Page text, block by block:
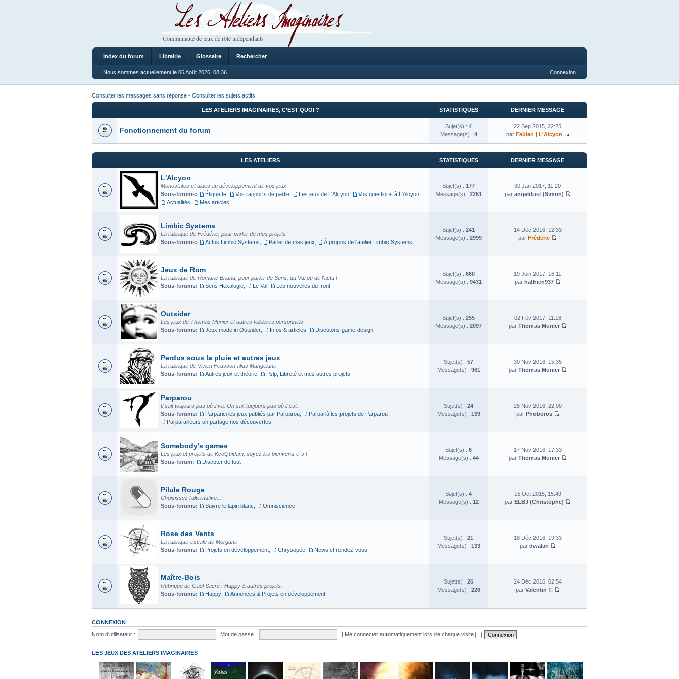
Les Ateliers Imaginaires
Communauté de jeux de rôle indépendants
Index du forum Librairie Glossaire Rechercher
Nous sommes actuellement le 06 Août 2026, 08:36 Connexion
Consulter les messages sans réponse • Consulter les sujets actifs
LES ATELIERS IMAGINAIRES, C’EST QUOI ? STATISTIQUES DERNIER MESSAGE
Fonctionnement du forum Sujet(s) : 4
Message(s) : 4
22 Sep 2015, 22:25
par Fabien | L'Alcyon
LES ATELIERS STATISTIQUES DERNIER MESSAGE
L'Alcyon
Monostatos et aides au développement de vos jeux
Sous-forums:
Étiquette Vos rapports de partie Les jeux de L'Alcyon Vos questions à L'Alcyon
Actualités
Mes articles
Sujet(s) : 177
Message(s) : 2251
30 Jan 2017, 11:20
par angeldust (Simon)
Limbic Systems
La rubrique de Frédéric, pour parler de mes projets
Sous-forums:
Actus Limbic Systems Parler de mes jeux À propos de l'atelier Limbic Systems
Sujet(s) : 241
Message(s) : 2999
14 Déc 2016, 12:33
par Frédéric
Jeux de Rom
La rubrique de Romaric Briand, pour parler de Sens, du Val ou de l'actu !
Sous-forums:
Sens Hexalogie Le Val Les nouvelles du front
Sujet(s) : 660
Message(s) : 9431
19 Juin 2017, 16:11
par hathien937
Outsider
Les jeux de Thomas Munier et autres folklores personnels
Sous-forums:
Jeux made in Outsider Infos & articles Discutons game-design
Sujet(s) : 255
Message(s) : 2097
02 Fév 2017, 11:18
par Thomas Munier
Perdus sous la pluie et autres jeux
La rubrique de Vivien Feasson alias Mangelune
Sous-forums:
Autres jeux et théorie Pslp, Libreté et mes autres projets
Sujet(s) : 57
Message(s) : 961
30 Nov 2016, 15:35
par Thomas Munier
Parparou
Il sait toujours pas où il va. On sait toujours pas où il est.
Sous-forums:
Parparici les jeux publiés par Parparou Parparlà les projets de Parparou
Parparailleurs on partage nos découvertes
Sujet(s) : 24
Message(s) : 139
25 Nov 2016, 22:00
par Phoboros
Somebody's games
Les jeux et projets de KcoQuidam, soyez les bienvenu·e·s !
Sous-forum:
Discuter de tout
Sujet(s) : 6
Message(s) : 44
17 Nov 2016, 17:33
par Thomas Munier
Pilule Rouge
Choisissez l'alternative...
Sous-forums:
Suivre le lapin blanc Omniscience
Sujet(s) : 4
Message(s) : 12
15 Oct 2015, 15:49
par ELBJ (Christophe)
Rose des Vents
La rubrique-escale de Morgane
Sous-forums:
Projets en développement Chrysopée News et rendez-vous
Sujet(s) : 21
Message(s) : 133
18 Déc 2016, 19:33
par dwalan
Maître-Bois
Rubrique de Gaël Sacré : Happy & autres projets.
Sous-forums:
Happy Annonces & Projets en développement
Sujet(s) : 26
Message(s) : 226
24 Déc 2016, 02:54
par Valentin T.
CONNEXION
Nom d’utilisateur :
Mot de passe : | Me connecter automatiquement lors de chaque visite
LES JEUX DES ATELIERS IMAGINAIRES